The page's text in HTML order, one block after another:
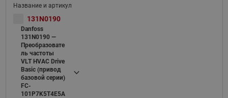
131N0190
Danfoss
131N0190 —
Преобразовате
ль частоты
VLT HVAC Drive
Basic (привод
базовой серии)
FC-
101P7K5T4E5A